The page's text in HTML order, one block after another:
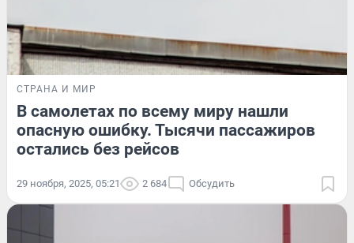
СТРАНА И МИР
В самолетах по всему миру нашли
опасную ошибку. Тысячи пассажиров
остались без рейсов
29 ноября, 2025, 05:21 2 684 Обсудить